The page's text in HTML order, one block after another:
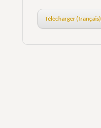
Télécharger (français)